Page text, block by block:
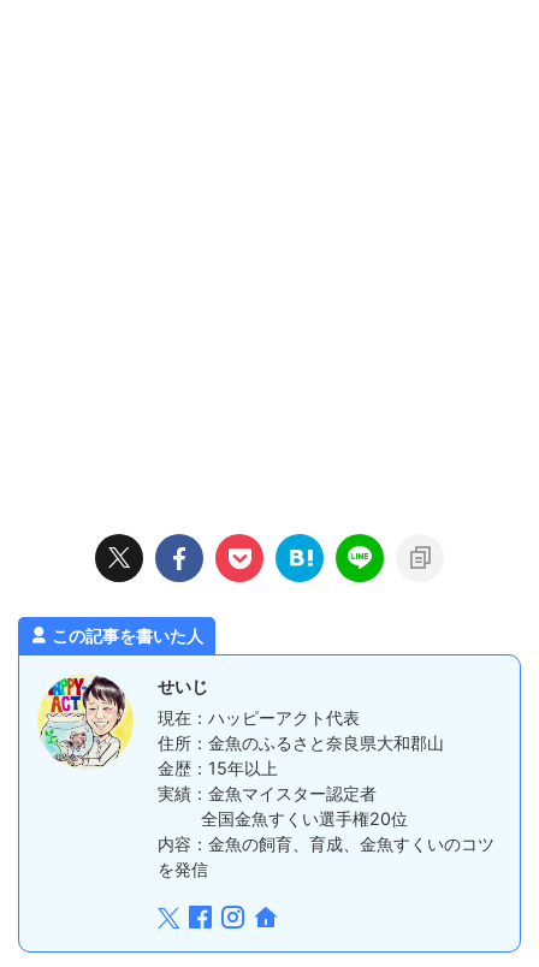
この記事を書いた人
せいじ
現在：ハッピーアクト代表
住所：金魚のふるさと奈良県大和郡山
金歴：15年以上
実績：金魚マイスター認定者
全国金魚すくい選手権20位
内容：金魚の飼育、育成、金魚すくいのコツ
を発信